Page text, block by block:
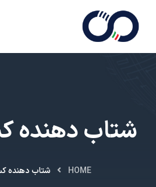
شتاب دهنده
HOME شتاب دهنده